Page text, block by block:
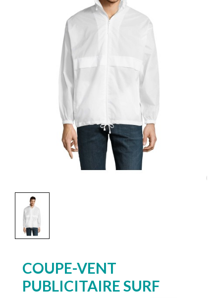
COUPE-VENT
PUBLICITAIRE SURF